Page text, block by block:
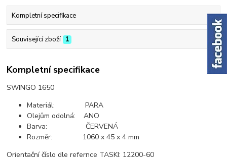
Kompletní specifikace
Související zboží 1
Kompletní specifikace
SWINGO 1650
Materiál: PARA
Olejům odolná: ANO
Barva: ČERVENÁ
Rozměr: 1060 x 45 x 4 mm
Orientační číslo dle refernce TASKI: 12200-60